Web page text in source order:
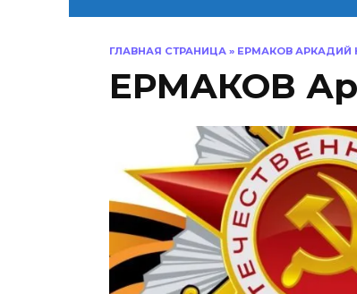
ГЛАВНАЯ СТРАНИЦА » ЕРМАКОВ АРКАДИЙ
ЕРМАКОВ